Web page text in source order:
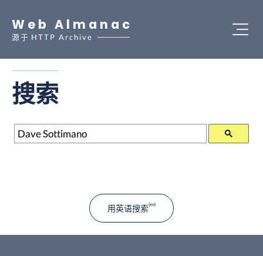
Web Almanac
源于 HTTP Archive
搜索
搜索
用英语搜索